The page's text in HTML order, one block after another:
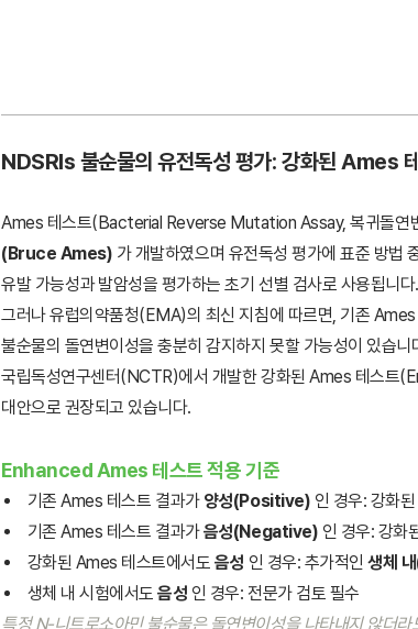
NDSRIs 불순물의 유전독성 평가: 강화된
Ames 테스트(Bacterial Reverse Mutation Assay, 복귀돌연
(Bruce Ames) 가 개발하였으며 유전독성 평가에 표준 방법
유발 가능성과 발암성을 평가하는 초기 선별 검사로 사용됩니다.
그러나 유럽의약품청(EMA)의 최신 지침에 따르면, 기존
불순물의 돌연변이성을 충분히 감지하지 못할 가능성이 있습
국립독성연구센터(NCTR)에서 개발한 강화된 Ames 테스트
대안으로 권장되고 있습니다.
Enhanced Ames 테스트 적용 기준
기존 Ames 테스트 결과가 양성(Positive) 인 경우: 강화
기존 Ames 테스트 결과가음성(Negative) 인 경우: 강화
강화된 Ames 테스트에서도 음성 인 경우: 추가적인생체
생체 내 시험에서도음성 인 경우: 전문가 검토 필수
특정 N-니트로소아민 불순물은 돌연변이성을 나타내지 않더